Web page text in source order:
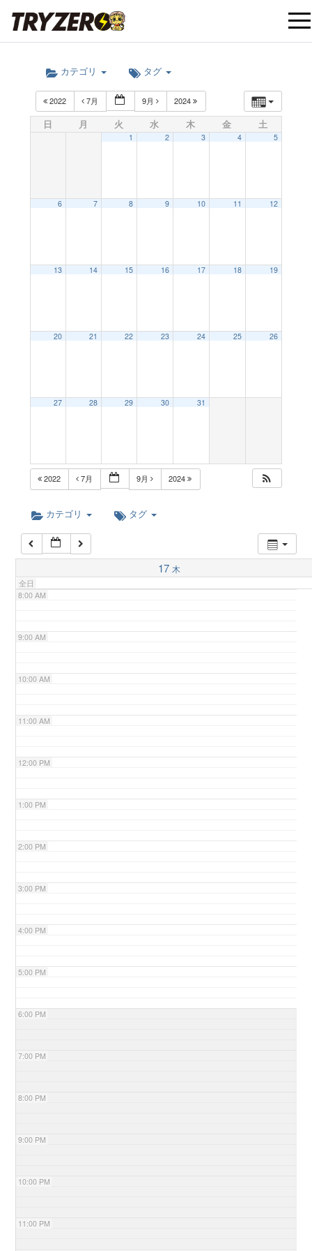
t
i
カテゴリ タグ
2022 7月 9月 2024
日 月 火 水 木 金 土
1 2 3 4 5
6 7 8 9 10 11 12
13 14 15 16 17 18 19
20 21 22 23 24 25 26
27 28 29 30 31
2022 7月 9月 2024
カテゴリ タグ
17 木
全日
5:00 AM
6:00 AM
7:00 AM
8:00 AM
9:00 AM
10:00 AM
11:00 AM
12:00 PM
1:00 PM
2:00 PM
3:00 PM
4:00 PM
5:00 PM
6:00 PM
7:00 PM
8:00 PM
9:00 PM
10:00 PM
11:00 PM